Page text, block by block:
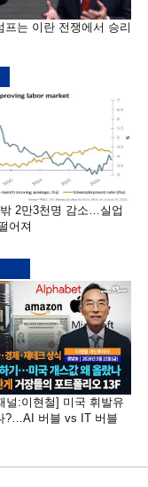
프는 이란 전쟁에서 승리
2만3천명 감소…실업
어져
널:이현철] 미국 휘발유
?…AI 버블 vs IT 버블